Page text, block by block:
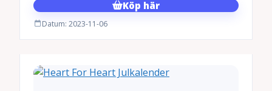
Köp här
Datum: 2023-11-06